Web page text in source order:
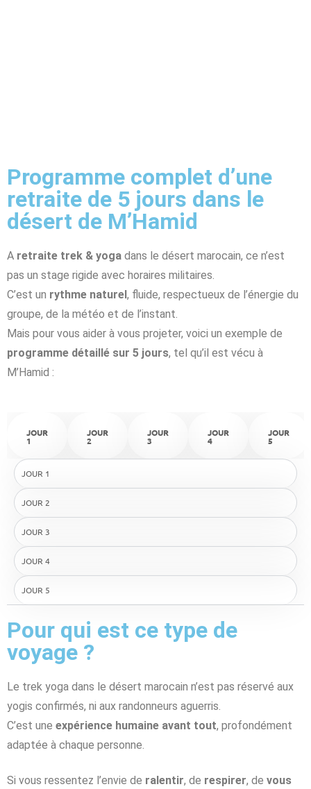
Programme complet d’une
retraite de 5 jours dans le
désert de M’Hamid
A retraite trek & yoga dans le désert marocain, ce n’est
pas un stage rigide avec horaires militaires.
C’est un rythme naturel , fluide, respectueux de l’énergie du
groupe, de la météo et de l’instant.
Mais pour vous aider à vous projeter, voici un exemple de
programme détaillé sur 5 jours, tel qu’il est vécu à
M’Hamid :
JOUR
1
JOUR
2
JOUR
3
JOUR
4
JOUR
5
JOUR 1
JOUR 2
JOUR 3
JOUR 4
JOUR 5
Pour qui est ce type de
voyage ?
Le trek yoga dans le désert marocain n’est pas réservé aux
yogis confirmés, ni aux randonneurs aguerris.
C’est une expérience humaine avant tout, profondément
adaptée à chaque personne.
Si vous ressentez l’envie de ralentir, de respirer, de vous